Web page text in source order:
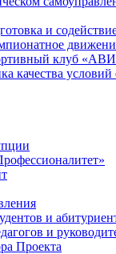
и
клуб
качества
и
и
Проекта